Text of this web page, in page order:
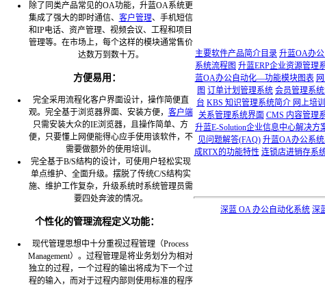
除了同类产品常见的OA功能，升蓝OA系统更
集成了强大的即时通信、 客户管理、手机短信
和IP电话、资产管理、视频会议、工程和项目
管理等。在市场上，每个这样的模块通常售价
达数万到数十万。
方便易用：
完全采用流程化客户界面设计，操作简便直
观。完全基于浏览器界面、安装方便， 客户端
只需安装大众的IE浏览器，且操作简单、方
便，只要懂上网便能得心应手使用该软件，不
需要做额外的使用培训。
完全基于B/S结构的设计，可使用户轻松实现
单点维护、全面升级。摆脱了传统C/S结构实
施、维护工作复杂，升级系统时系统管理员需
要四处奔波的情况。
个性化的管理流程定义功能：
现代管理思想中十分重视过程管理（Process
Management）。过程管理是将业务划分为相对
独立的过程，一个过程的输出将成为下一个过
程的输入，而对于过程内部则使用标准的程序
主要软件产品简介目录 升蓝OA办
系统流程图 升蓝ERP企业资源管理
蓝OA办公自动化—功能模块图表
图 订单计划管理系统 会员管理系
台 KBS 知识管理系统简介 网上培
关系管理系统界面 CMS 内容管理
升蓝E-Solution企业信息中心解决方
见问题解答(FAQ) 升蓝OA办公系
成RTX的功能特性 连锁店进销存系
深蓝 OA 办公自动化系统 深